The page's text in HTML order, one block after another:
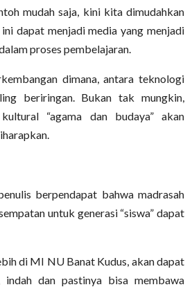
mudah saja, kini kita dimudahkan
dapat menjadi media yang menjadi
proses pembelajaran.
dimana, antara teknologi
beriringan. Bukan tak mungkin,
“agama dan budaya” akan
berpendapat bahwa madrasah
untuk generasi “siswa” dapat
di MI NU Banat Kudus, akan dapat
indah dan pastinya bisa membawa